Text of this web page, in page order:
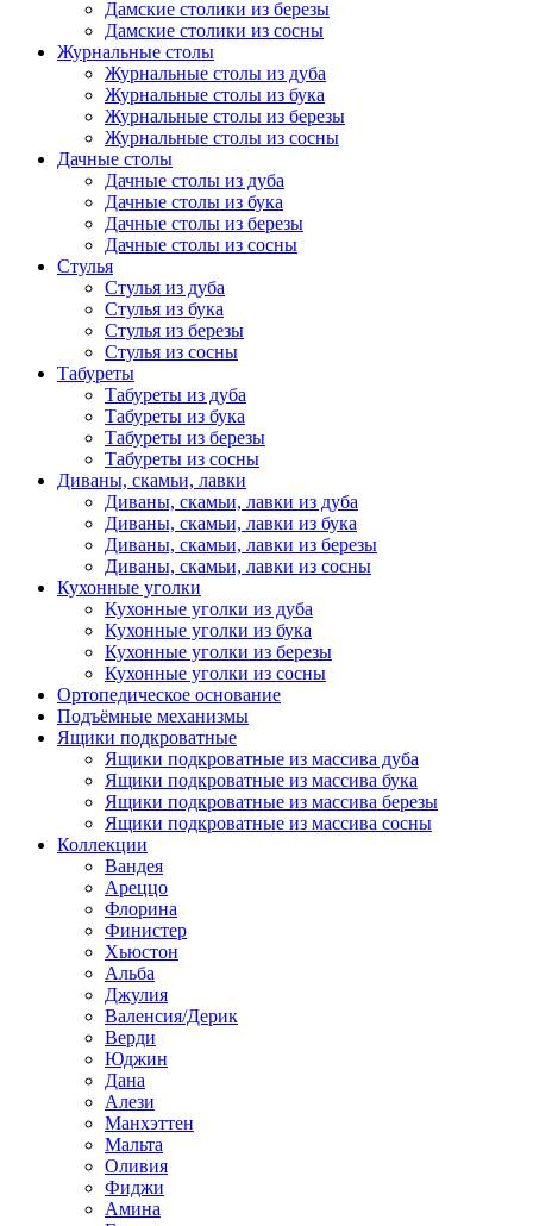
Дамские столики из березы
Дамские столики из сосны
Журнальные столы
Журнальные столы из дуба
Журнальные столы из бука
Журнальные столы из березы
Журнальные столы из сосны
Дачные столы
Дачные столы из дуба
Дачные столы из бука
Дачные столы из березы
Дачные столы из сосны
Стулья
Стулья из дуба
Стулья из бука
Стулья из березы
Стулья из сосны
Табуреты
Табуреты из дуба
Табуреты из бука
Табуреты из березы
Табуреты из сосны
Диваны, скамьи, лавки
Диваны, скамьи, лавки из дуба
Диваны, скамьи, лавки из бука
Диваны, скамьи, лавки из березы
Диваны, скамьи, лавки из сосны
Кухонные уголки
Кухонные уголки из дуба
Кухонные уголки из бука
Кухонные уголки из березы
Кухонные уголки из сосны
Ортопедическое основание
Подъёмные механизмы
Ящики подкроватные
Ящики подкроватные из массива дуба
Ящики подкроватные из массива бука
Ящики подкроватные из массива березы
Ящики подкроватные из массива сосны
Коллекции
Вандея
Ареццо
Флорина
Финистер
Хьюстон
Альба
Джулия
Валенсия/Дерик
Верди
Юджин
Дана
Алези
Манхэттен
Мальта
Оливия
Фиджи
Амина